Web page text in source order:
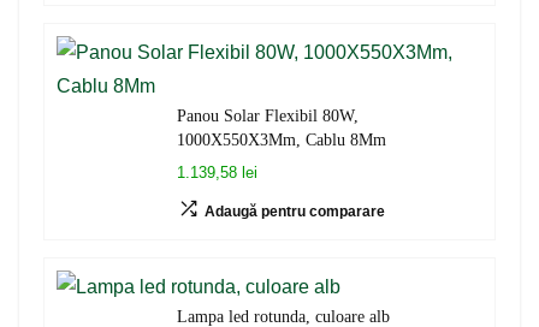
Panou Solar Flexibil 80W,
1000X550X3Mm, Cablu 8Mm
1.139,58 lei
Adaugă pentru comparare
Lampa led rotunda, culoare alb